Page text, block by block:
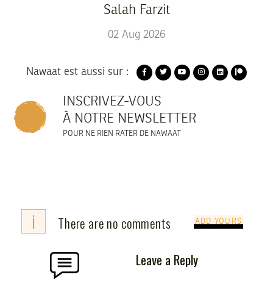
Salah Farzit
02 Aug 2026
Nawaat est aussi sur :
INSCRIVEZ-VOUS
À NOTRE NEWSLETTER
POUR NE RIEN RATER DE NAWAAT
i There are no comments ADD YOURS
Leave a Reply